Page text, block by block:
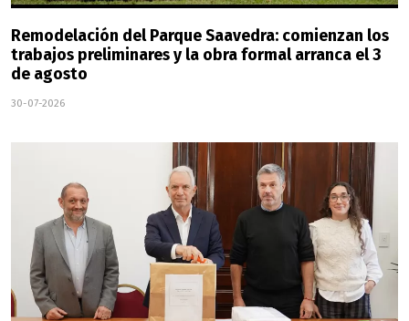
Remodelación del Parque Saavedra: comienzan los
trabajos preliminares y la obra formal arranca el 3
de agosto
30-07-2026